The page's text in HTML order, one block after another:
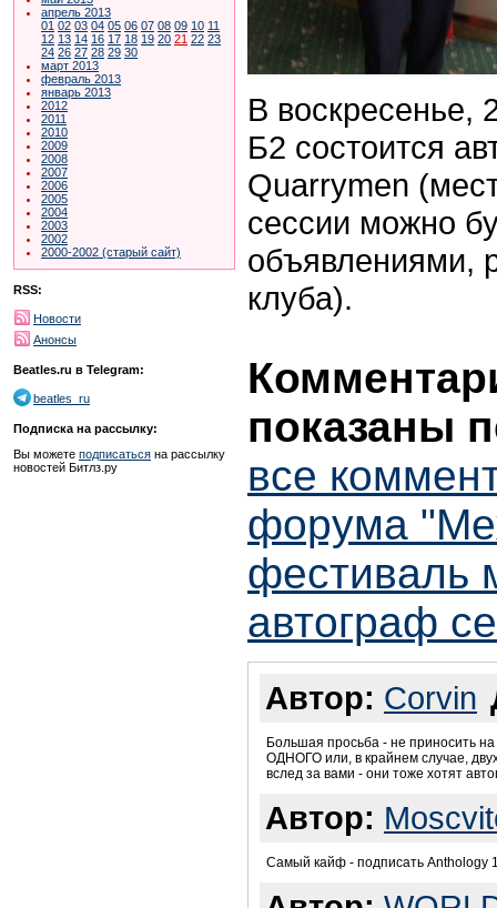
апрель 2013
01 02 03 04 05 06 07 08 09 10 11
12 13 14 16 17 18 19 20 21 22 23
24 26 27 28 29 30
март 2013
февраль 2013
январь 2013
2012
2011
2010
2009
2008
2007
2006
2005
2004
2003
2002
2000-2002 (старый сайт)
RSS:
Новости
Анонсы
Beatles.ru в Telegram:
beatles_ru
Подписка на рассылку:
Вы можете подписаться на рассылку
новостей Битлз.ру
В воскресенье,
Б2 состоится
Quarrymen
сессии можно
объявлениями,
клуба).
показаны
все
форума
фестиваль
автограф
Автор: Corvin
Большая просьба - не приносить
ОДНОГО или, в крайнем случае,
вслед за вами - они тоже хотят
Автор:
Самый кайф - подписать Anthology